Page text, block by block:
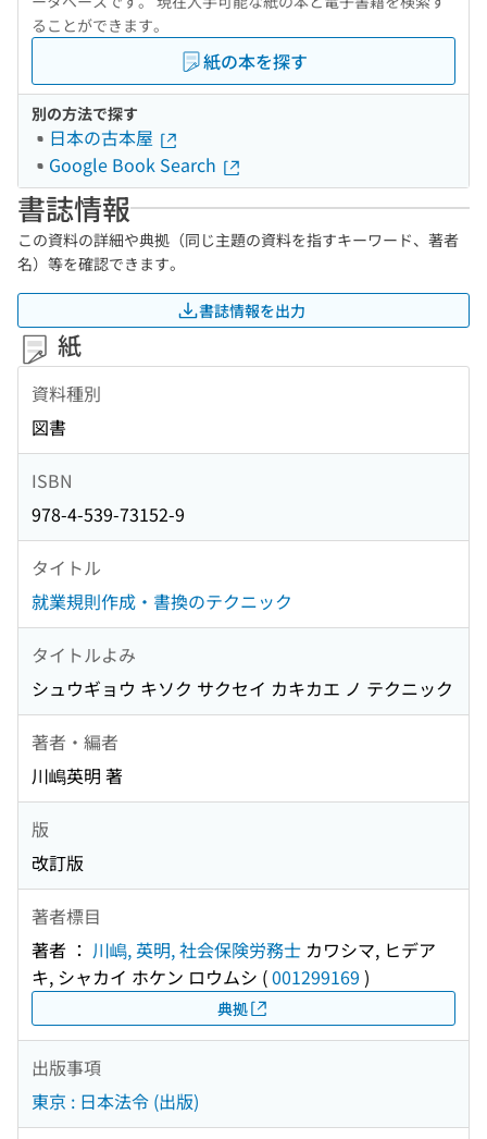
ることができます。
紙の本を探す
別の方法で探す
日本の古本屋
Google Book Search
書誌情報
この資料の詳細や典拠（同じ主題の資料を指すキーワード、著者
名）等を確認できます。
書誌情報を出力
紙
資料種別
図書
ISBN
978-4-539-73152-9
タイトル
就業規則作成・書換のテクニック
タイトルよみ
シュウギョウ キソク サクセイ カキカエ ノ テクニック
著者・編者
川嶋英明 著
版
改訂版
著者標目
著者 ： 川嶋, 英明, 社会保険労務士 カワシマ, ヒデア
キ, シャカイ ホケン ロウムシ (001299169 )
典拠
出版事項
東京 : 日本法令 (出版)